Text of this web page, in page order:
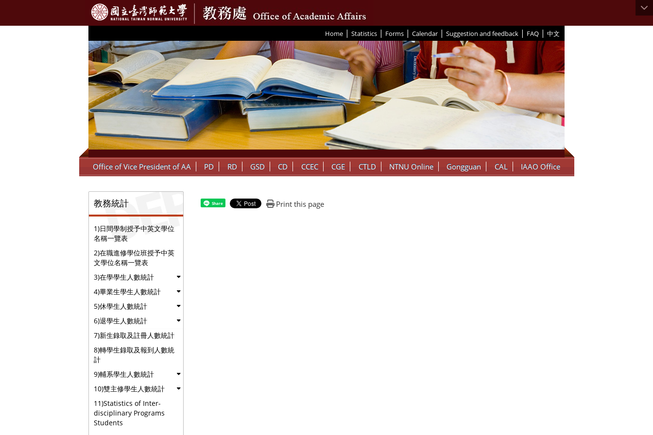
Home | Statistics | Forms | Calendar | Suggestion and feedback | FAQ | 中文
::: Office of Vice President of AA PD RD GSD CD CCEC CGE CTLD NTNU Online Gongguan CAL IAAO Office
教務統計
1)日間學制授予中英文學位
名稱一覽表
2)在職進修學位班授予中英
文學位名稱一覽表
3)在學學生人數統計
4)畢業生學生人數統計
5)休學生人數統計
6)退學生人數統計
7)新生錄取及註冊人數統計
8)轉學生錄取及報到人數統
計
9)輔系學生人數統計
10)雙主修學生人數統計
11)Statistics of Inter-
disciplinary Programs
Students
Share Print this page